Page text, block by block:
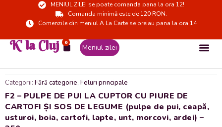
MENIUL ZILEI se poate comanda pana la ora 12!
Comanda minimă este de 120 RON.
Comenzile din meniul A La Carte se preiau pana la ora 14
K' la Cluj 0
Cart Meniul zilei
Categorii: Fără categorie, Feluri principale
F2 – PULPE DE PUI LA CUPTOR CU PIURE DE
CARTOFI ȘI SOS DE LEGUME (pulpe de pui, ceapă,
usturoi, boia, cartofi, lapte, unt, morcovi, ardei) –